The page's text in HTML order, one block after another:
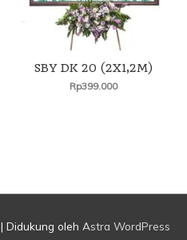
SBY DK 20 (2X1,2M)
Rp399.000
| Didukung oleh Astra WordPress